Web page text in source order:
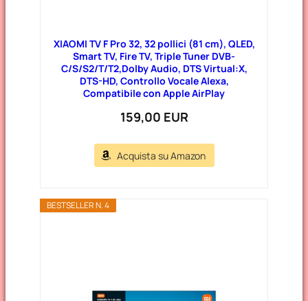
XIAOMI TV F Pro 32, 32 pollici (81 cm), QLED,
Smart TV, Fire TV, Triple Tuner DVB-
C/S/S2/T/T2,Dolby Audio, DTS Virtual:X,
DTS-HD, Controllo Vocale Alexa,
Compatibile con Apple AirPlay
159,00 EUR
Acquista su Amazon
BESTSELLER N. 4